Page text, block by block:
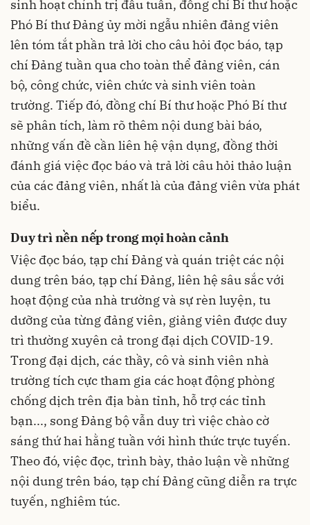
sinh hoạt chính trị đầu tuần, đồng chí Bí thư hoặc
Phó Bí thư Đảng ủy mời ngẫu nhiên đảng viên
lên tóm tắt phần trả lời cho câu hỏi đọc báo, tạp
chí Đảng tuần qua cho toàn thể đảng viên, cán
bộ, công chức, viên chức và sinh viên toàn
trường. Tiếp đó, đồng chí Bí thư hoặc Phó Bí thư
sẽ phân tích, làm rõ thêm nội dung bài báo,
những vấn đề cần liên hệ vận dụng, đồng thời
đánh giá việc đọc báo và trả lời câu hỏi thảo luận
của các đảng viên, nhất là của đảng viên vừa phát
biểu.
Duy trì nền nếp trong mọi hoàn cảnh
Việc đọc báo, tạp chí Đảng và quán triệt các nội
dung trên báo, tạp chí Đảng, liên hệ sâu sắc với
hoạt động của nhà trường và sự rèn luyện, tu
dưỡng của từng đảng viên, giảng viên được duy
trì thường xuyên cả trong đại dịch COVID-19.
Trong đại dịch, các thầy, cô và sinh viên nhà
trường tích cực tham gia các hoạt động phòng
chống dịch trên địa bàn tỉnh, hỗ trợ các tỉnh
bạn..., song Đảng bộ vẫn duy trì việc chào cờ
sáng thứ hai hằng tuần với hình thức trực tuyến.
Theo đó, việc đọc, trình bày, thảo luận về những
nội dung trên báo, tạp chí Đảng cũng diễn ra trực
tuyến, nghiêm túc.